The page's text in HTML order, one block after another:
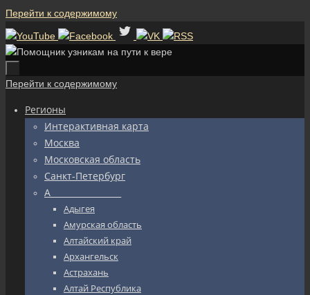
Перейти к содержимому
Перейти к содержимому
Регионы
Интерактивная карта
Москва
Московская область
Санкт-Петербург
А_________________
Адыгея
Амурская область
Алтайский край
Архангельск
Астрахань
Алтай Республика